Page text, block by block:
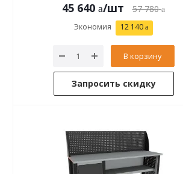
45 640 /шт 57 780
Экономия 12 140
В корзину
Запросить скидку